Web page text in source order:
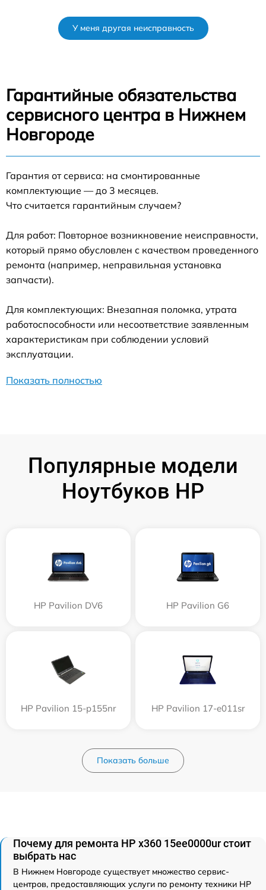
У меня другая неисправность
Гарантийные обязательства
сервисного центра в Нижнем
Новгороде
Гарантия от сервиса: на смонтированные
комплектующие — до 3 месяцев.
Что считается гарантийным случаем?
Для работ: Повторное возникновение неисправности,
который прямо обусловлен с качеством проведенного
ремонта (например, неправильная установка
запчасти).
Для комплектующих: Внезапная поломка, утрата
работоспособности или несоответствие заявленным
характеристикам при соблюдении условий
эксплуатации.
Показать полностью
Популярные модели
Ноутбуков HP
HP Pavilion DV6 HP Pavilion G6
HP Pavilion 15-p155nr HP Pavilion 17-e011sr
Показать больше
Почему для ремонта HP x360 15ee0000ur стоит
выбрать нас
В Нижнем Новгороде существует множество сервис-
центров, предоставляющих услуги по ремонту техники HP